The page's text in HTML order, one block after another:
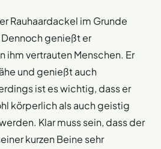
Rauhaardackel im Grunde
genießt er
ihm vertrauten Menschen. Er
und genießt auch
ist es wichtig, dass er
körperlich als auch geistig
Klar muss sein, dass der
kurzen Beine sehr